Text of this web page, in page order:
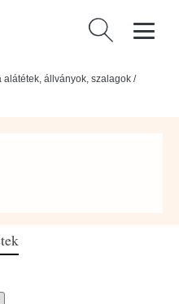
Keresés:
alátétek, állványok, szalagok /